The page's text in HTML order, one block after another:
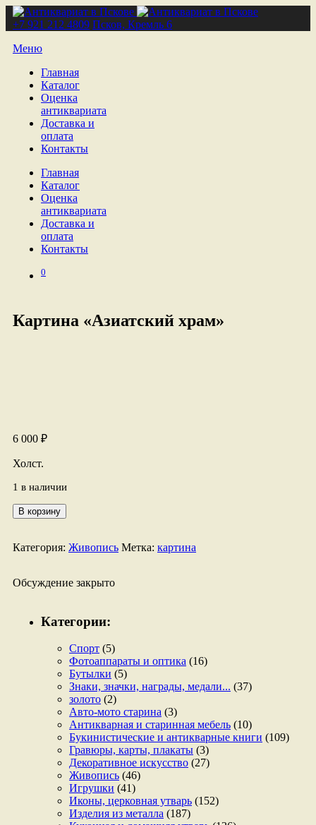
+7 921 212 4809 Псков, Кремль 6
Меню
Главная
Каталог
Оценка
антиквариата
Доставка и
оплата
Контакты
Главная
Каталог
Оценка
антиквариата
Доставка и
оплата
Контакты
0
Картина «Азиатский храм»
6 000 ₽
Холст.
1 в наличии
Количество
товара
"Азиатский
В корзину
Категория: Живопись Метка: картина
Обсуждение закрыто
Категории:
Спорт (5)
Фотоаппараты и оптика (16)
Бутылки (5)
Знаки, значки, награды, медали... (37)
золото (2)
Авто-мото старина (3)
Антикварная и старинная мебель (10)
Букинистические и антикварные книги (109)
Гравюры, карты, плакаты (3)
Декоративное искусство (27)
Живопись (46)
Игрушки (41)
Иконы, церковная утварь (152)
Изделия из металла (187)